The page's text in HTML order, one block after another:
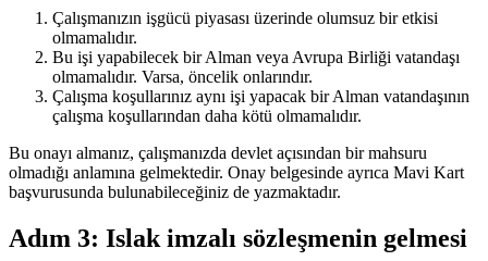
Çalışmanızın işgücü piyasası üzerinde olumsuz bir etkisi
olmamalıdır.
Bu işi yapabilecek bir Alman veya Avrupa Birliği vatandaşı
olmamalıdır. Varsa, öncelik onlarındır.
Çalışma koşullarınız aynı işi yapacak bir Alman vatandaşının
çalışma koşullarından daha kötü olmamalıdır.
Bu onayı almanız, çalışmanızda devlet açısından bir mahsuru
olmadığı anlamına gelmektedir. Onay belgesinde ayrıca Mavi Kart
başvurusunda bulunabileceğiniz de yazmaktadır.
Adım 3: Islak imzalı sözleşmenin gelmesi